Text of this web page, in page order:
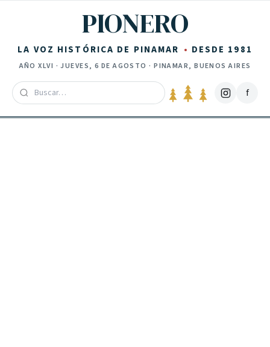
PIONERO
LA VOZ HISTÓRICA DE PINAMAR DESDE 1981
AÑOXLVI ·JUEVES, 6 DE AGOSTO · PINAMAR, BUENOS AIRES
f